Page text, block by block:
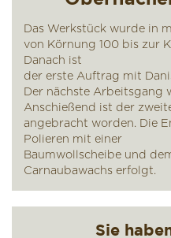
Das Werkstück wurde in
von Körnung 100 bis zur
Danach ist
der erste Auftrag mit
Der nächste Arbeitsgang
Anschießend ist der
angebracht worden. Die
Polieren mit einer
Baumwollscheibe und
Carnaubawachs erfolgt.